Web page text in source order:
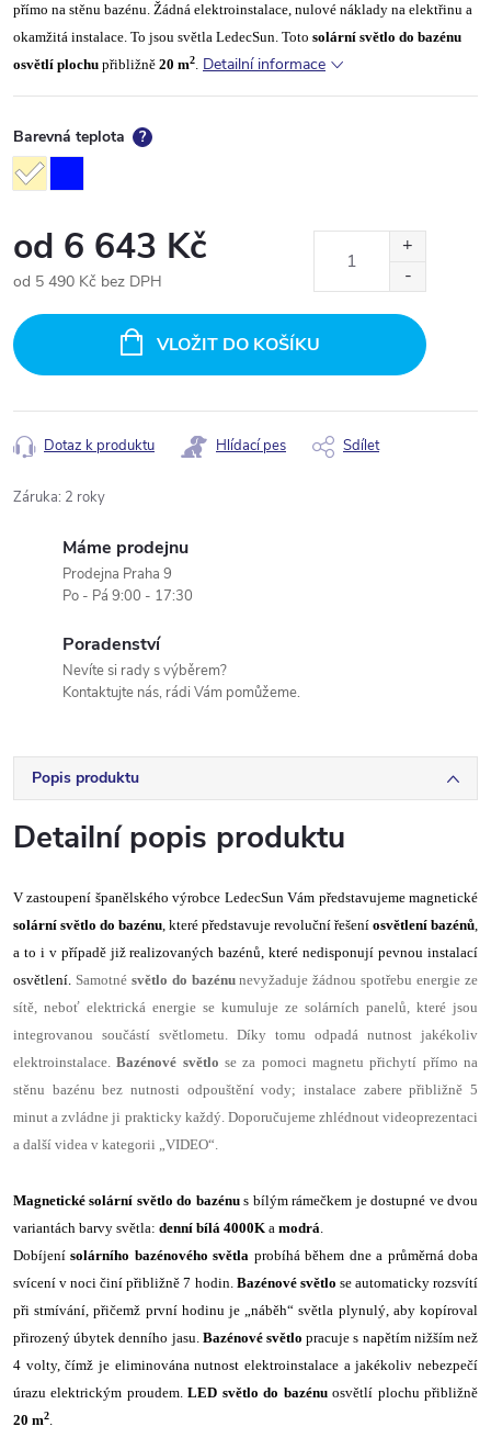
přímo na stěnu bazénu. Žádná elektroinstalace, nulové náklady na elektřinu a
okamžitá instalace. To jsou světla LedecSun. Toto solární světlo do bazénu
osvětlí plochu přibližně 20 m2. Detailní informace
Barevná teplota ?
od 6 643 Kč
od 5 490 Kč bez DPH
cena:
VLOŽIT DO KOŠÍKU
Dotaz k produktu Hlídací pes Sdílet
Záruka: 2 roky
Máme prodejnu
Prodejna Praha 9
Po - Pá 9:00 - 17:30
Poradenství
Nevíte si rady s výběrem?
Kontaktujte nás, rádi Vám pomůžeme.
Popis produktu
Detailní popis produktu
V zastoupení španělského výrobce LedecSun Vám představujeme magnetické
solární světlo do bazénu, které představuje revoluční řešení osvětlení bazénů,
a to i v případě již realizovaných bazénů, které nedisponují pevnou instalací
osvětlení. Samotné světlo do bazénunevyžaduje žádnou spotřebu energie ze
sítě, neboť elektrická energie se kumuluje ze solárních panelů, které jsou
integrovanou součástí světlometu. Díky tomu odpadá nutnost jakékoliv
elektroinstalace.Bazénové světlo se za pomoci magnetu přichytí přímo na
stěnu bazénu bez nutnosti odpouštění vody; instalace zabere přibližně 5
minut a zvládne ji prakticky každý. Doporučujeme zhlédnout videoprezentaci
a další videa v kategorii „VIDEO“.
Magnetické solární světlo do bazénus bílým rámečkem je dostupné ve dvou
variantách barvy světla: denní bílá 4000K a modrá.
Dobíjenísolárního bazénového světla probíhá během dne a průměrná doba
svícení v noci činí přibližně 7 hodin. Bazénové světlo se automaticky rozsvítí
při stmívání, přičemž první hodinu je „náběh“ světla plynulý, aby kopíroval
přirozený úbytek denního jasu. Bazénové světlo pracuje s napětím nižším než
4 volty, čímž je eliminována nutnost elektroinstalace a jakékoliv nebezpečí
úrazu elektrickým proudem.LED světlo do bazénuosvětlí plochu přibližně
20 m2.